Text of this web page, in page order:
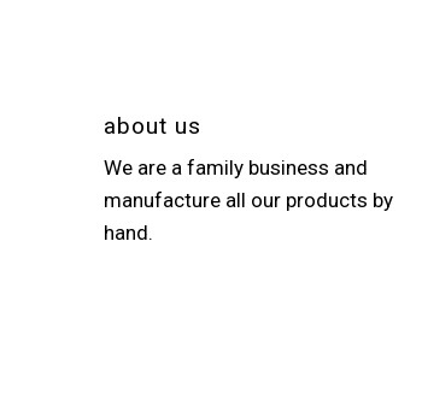
about us
We are a family business and
manufacture all our products by
hand.